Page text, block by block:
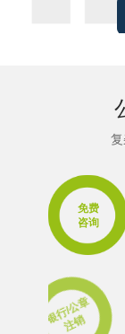
免费
咨询
银
行/
公
章
注
销